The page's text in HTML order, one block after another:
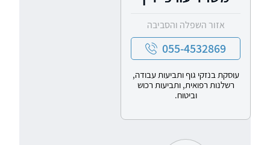
אזור השפלה והסביבה
055-4532869
עוסקת בנזקי גוף ותביעות עבודה,
רשלנות רפואית, ותביעות רכוש
וביטוח.